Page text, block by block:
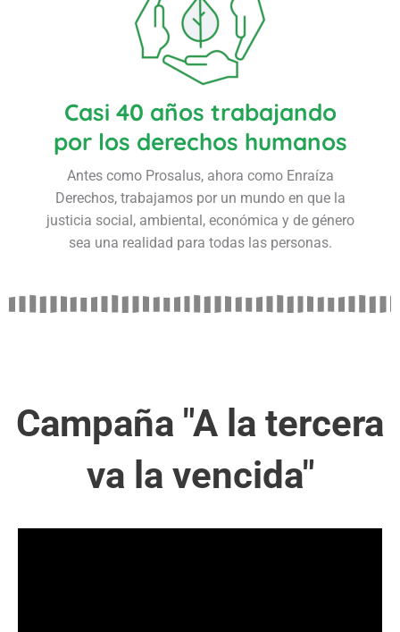
Casi 40 años trabajando
por los derechos humanos
Antes como Prosalus, ahora como Enraíza
Derechos, trabajamos por un mundo en que la
justicia social, ambiental, económica y de género
sea una realidad para todas las personas.
Campaña "A la tercera
va la vencida"